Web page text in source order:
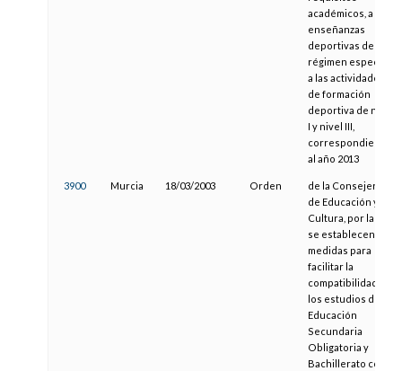
académicos, a las
enseñanzas
deportivas de
régimen especial y
a las actividades
de formación
deportiva de nivel
I y nivel III,
correspondientes
al año 2013
3900 Murcia 18/03/2003 Orden
de la Consejería
de Educación y
Cultura, por la que
se establecen
medidas para
facilitar la
compatibilidad de
los estudios de
Educación
Secundaria
Obligatoria y
Bachillerato con